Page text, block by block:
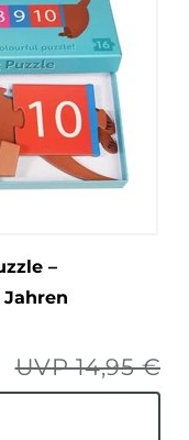
–
UVP 14,95 €